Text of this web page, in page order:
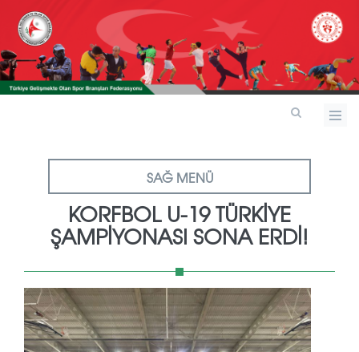
SAĞ MENÜ
KORFBOL U-19 TÜRKİYE
ŞAMPİYONASI SONA ERDİ!